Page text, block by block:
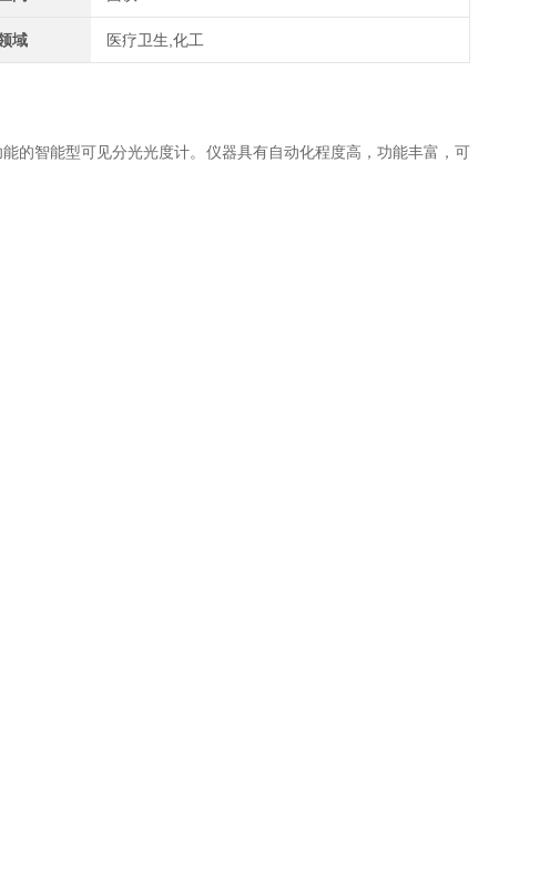
域 医疗卫生,化工
的智能型可见分光光度计。仪器具有自动化程度高，功能丰富，可